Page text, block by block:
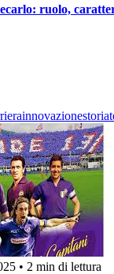
ruolo,
innovazionestoria
• 2 min di lettura